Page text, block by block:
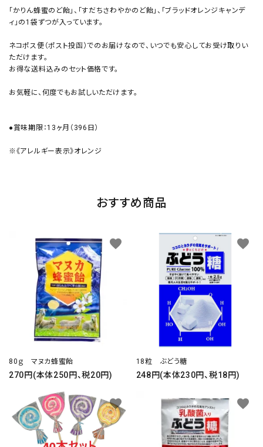
「かりん蜂蜜のど飴」、「すだちさわやかのど飴」、「ブラッドオレンジキャンデ
ィ」の1袋ずつが入っています。
ネコポス便（ポスト投函）でのお届けなので、いつでも安心してお受け取りい
ただけます。
お得な送料込みのセット価格です。
お気軽に、何度でもお試しいただけます。
●賞味期限：13ヶ月（396日）
※《アレルギー表示》オレンジ
おすすめ商品
80ｇ マヌカ蜂蜜飴
270円(本体250円、税20円)
favorite
18粒 ぶどう糖
248円(本体230円、税18円)
favorite
favorite favorite